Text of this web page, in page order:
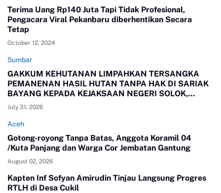
Terima Uang Rp140 Juta Tapi Tidak Profesional,
Pengacara Viral Pekanbaru diberhentikan Secara
Tetap
October 12, 2024
Sumbar
GAKKUM KEHUTANAN LIMPAHKAN TERSANGKA
PEMANENAN HASIL HUTAN TANPA HAK DI SARIAK
BAYANG KEPADA KEJAKSAAN NEGERI SOLOK,
SUMBAR
July 31, 2026
Aceh
Gotong-royong Tanpa Batas, Anggota Koramil 04
/Kuta Panjang dan Warga Cor Jembatan Gantung
August 02, 2026
Kapten Inf Sofyan Amirudin Tinjau Langsung Progres
RTLH di Desa Cukil